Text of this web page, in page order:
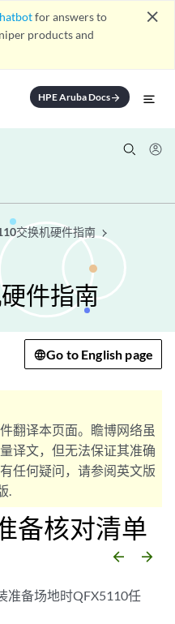
for answers to
products and
close
HPE Aruba Docsarrow_forward
交换机硬件指南
件指南
Go to English page
翻译本页面。瞻博网络虽
译文，但无法保证其准确
任何疑问，请参阅英文版
.
备核对清单
arrow_backward arrow_forward
准备场地时QFX5110任